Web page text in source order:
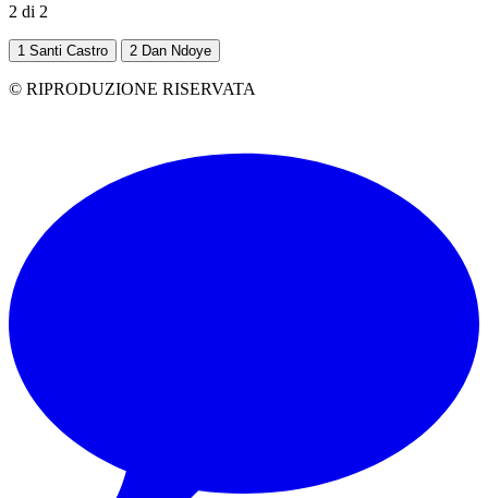
2 di 2
1 Santi Castro 2 Dan Ndoye
© RIPRODUZIONE RISERVATA